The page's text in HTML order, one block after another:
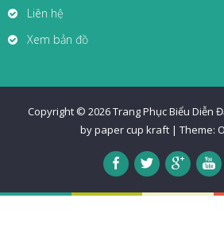
Liên hệ
Xem bản đồ
Copyright © 2026Trang Phục Biểu Diễn
by paper cup kraft | Theme: